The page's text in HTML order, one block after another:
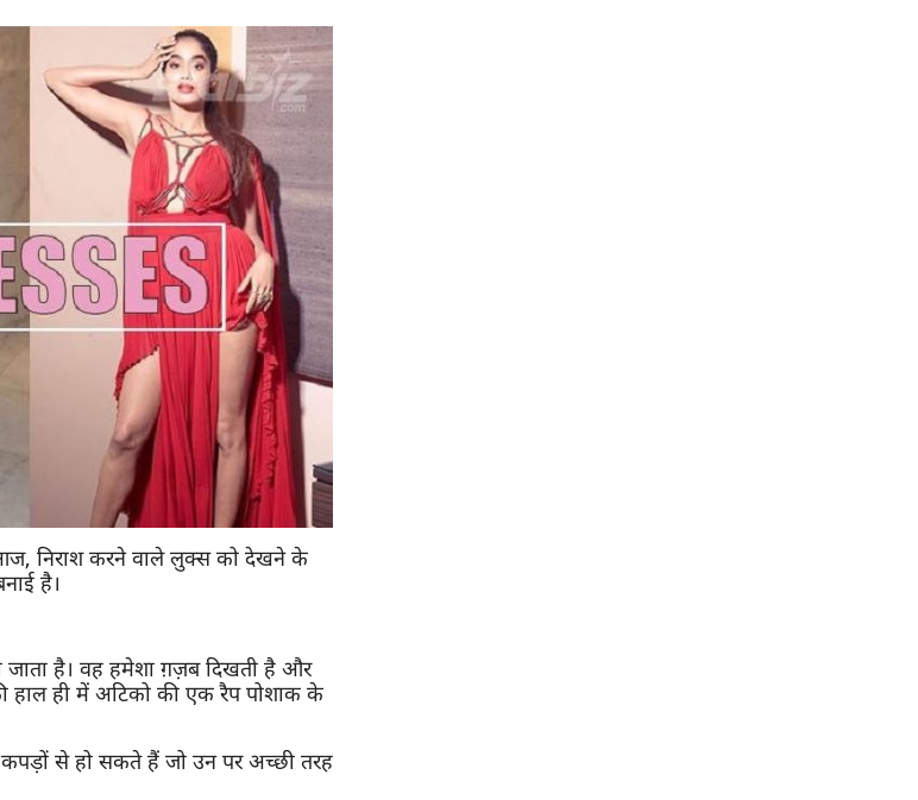
आज, निराश करने वाले लुक्स को देखने के
है।
है। वह हमेशा ग़ज़ब दिखती है और
हाल ही में अटिको की एक रैप पोशाक के
से हो सकते हैं जो उन पर अच्छी तरह